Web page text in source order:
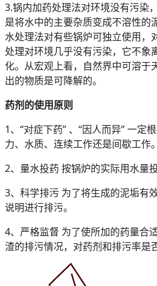
3.锅内加药处理法对环境没有污染
是将水中的主要杂质变成不溶性的
水处理法对有些锅炉可独立使用，
处理对环境几乎没有污染，它不
化。从宏观上看，自然界中可溶
出的物质是可降解的。
药剂的使用原则
1、“对症下药” 、“因人而异” 一
力、水质、连续工作还是间歇工作
2、量水投药 按锅炉的实际用水量
3、科学排污 为了将生成的泥垢有
说明进行排污。
4、严格监督 为了使所加的药量合
渣的排污情况，对药剂和排污率是